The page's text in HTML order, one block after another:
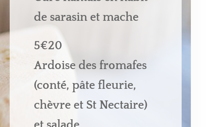
de sarasin et mache
5€20
Ardoise des fromafes
(conté, pâte fleurie,
chèvre et St Nectaire)